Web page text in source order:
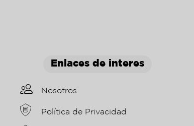
Enlaces de interes
Nosotros
Política de Privacidad